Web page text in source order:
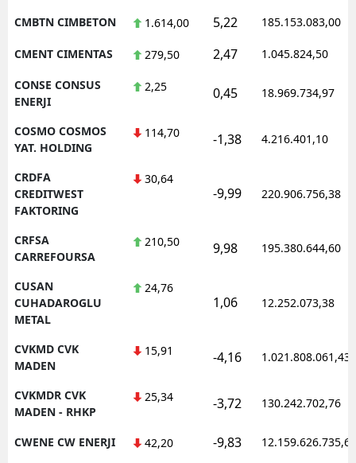
CMBTN CIMBETON 1.614,00 5,22 185.153.083,00
CMENT CIMENTAS 279,50 2,47 1.045.824,50
CONSE CONSUS
ENERJI
2,25 0,45 18.969.734,97
COSMO COSMOS
YAT. HOLDING
114,70 -1,38 4.216.401,10
CRDFA
CREDITWEST
FAKTORING
30,64
-9,99 220.906.756,38
CRFSA
CARREFOURSA
210,50 9,98 195.380.644,60
CUSAN
CUHADAROGLU
METAL
24,76
1,06 12.252.073,38
CVKMD CVK
MADEN
15,91 -4,16 1.021.808.061,43
CVKMDR CVK
MADEN - RHKP
25,34 -3,72 130.242.702,76
CWENE CW ENERJI 42,20 -9,83 12.159.626.735,62